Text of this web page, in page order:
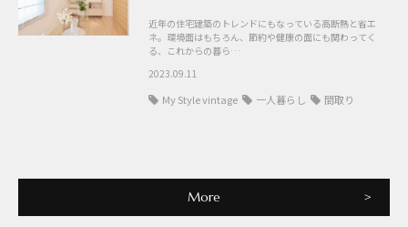
近年の住宅建築のトレンドにもなっている高断熱と省エ
ネ。環境面はもちろん、節約や健康の面にも関わってく
る、これからの暮ら…
2023.09.11
My Style vintage 一人暮らし 間取り
More